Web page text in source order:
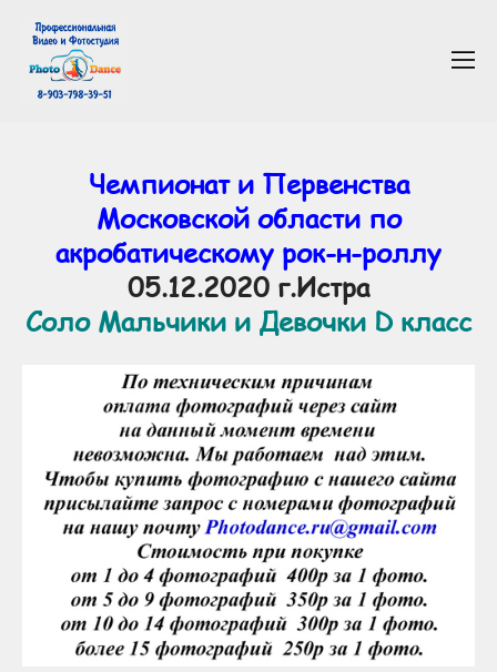
Чемпионат и Первенства
Московской области по
акробатическому рок-н-роллу
05.12.2020 г.Истра
Соло Мальчики и Девочки D класс